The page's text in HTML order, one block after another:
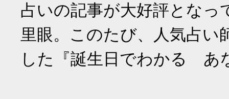
占いの記事が大好評となっ
里眼。このたび、人気占い
した『誕生日でわかる あ